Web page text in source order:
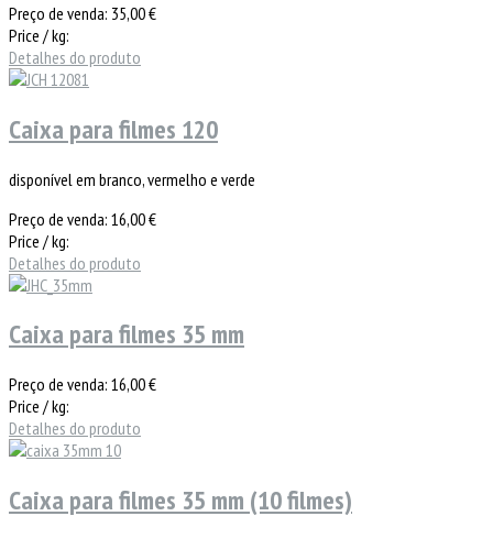
Preço de venda: 35,00 €
Price / kg:
Detalhes do produto
Caixa para filmes 120
disponível em branco, vermelho e verde
Preço de venda: 16,00 €
Price / kg:
Detalhes do produto
Caixa para filmes 35 mm
Preço de venda: 16,00 €
Price / kg:
Detalhes do produto
Caixa para filmes 35 mm (10 filmes)